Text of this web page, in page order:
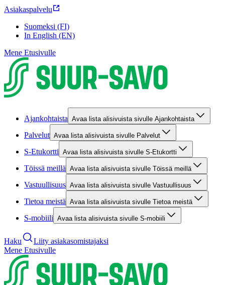
Asiakaspalvelu
Suomeksi (FI)
In English (EN)
Mene Etusivulle
Ajankohtaista Avaa lista alisivuista sivulle Ajankohtaista
Palvelut Avaa lista alisivuista sivulle Palvelut
S-Etukortti Avaa lista alisivuista sivulle S-Etukortti
Töissä meillä Avaa lista alisivuista sivulle Töissä meillä
Vastuullisuus Avaa lista alisivuista sivulle Vastuullisuus
Tietoa meistä Avaa lista alisivuista sivulle Tietoa meistä
S-mobiili Avaa lista alisivuista sivulle S-mobiili
Haku
Liity asiakasomistajaksi
Mene Etusivulle